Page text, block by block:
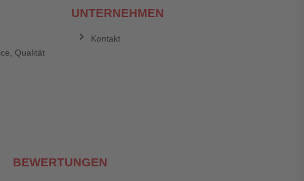
Qualität
UNTERNEHMEN
Kontakt
BEWERTUNGEN